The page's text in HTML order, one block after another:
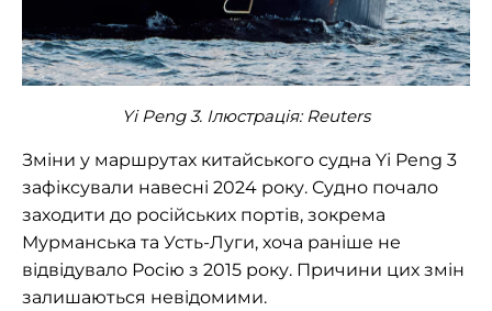
Yi Peng 3. Ілюстрація:Reuters
Зміни у маршрутах китайського судна Yi Peng 3
зафіксували навесні 2024 року. Судно почало
заходити до російських портів, зокрема
Мурманська та Усть-Луги, хоча раніше не
відвідувало Росію з 2015 року. Причини цих змін
залишаються невідомими.